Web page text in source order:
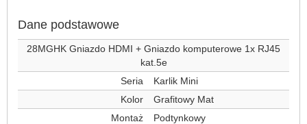
Dane podstawowe
28MGHK Gniazdo HDMI + Gniazdo komputerowe 1x RJ45
kat.5e
Seria
Karlik Mini
Kolor
Grafitowy Mat
Montaż
Podtynkowy